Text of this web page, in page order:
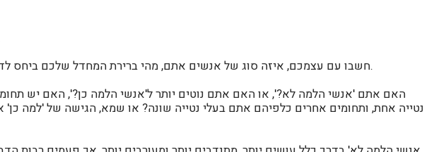
חשבו עם עצמכם, איזה סוג של אנשים אתם, מהי ברירת המחדל שלכם ביחס לדברים השונים שבחיים.
האם אתם 'אנשי הלמה לא?', או האם אתם נוטים יותר ל'אנשי הלמה כן?', האם יש
נטייה אחת, ותחומים אחרים כלפיהם אתם בעלי נטייה שונה? או שמא, הגישה של 'למה כן'